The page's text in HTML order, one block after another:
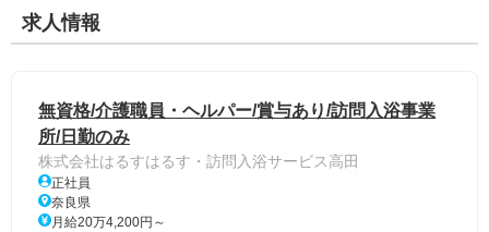
求人情報
無資格/介護職員・ヘルパー/賞与あり/訪問入浴事業
所/日勤のみ
株式会社はるすはるす・訪問入浴サービス高田
正社員
奈良県
月給20万4,200円～